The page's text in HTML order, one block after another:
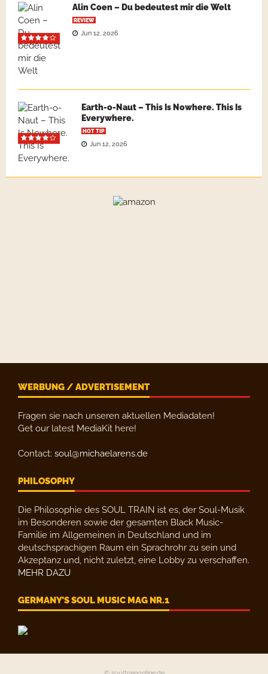
Alin Coen – Du bedeutest mir die Welt
REVIEW
Jun 12, 2026
Earth-o-Naut – This Is Nowhere. This Is
Everywhere.
HOT TIP
Jun 12, 2026
WERBUNG / ADVERTISEMENT
Fragen sie nach unseren aktuellen Mediadaten!
Get our latest MediaKit here!
Contact: soul@michaelarens.de
PHILOSOPHY
Die Philosophie des SOUL TRAIN ist es, der Soul-Musik
im Besonderen sowie der gesamten Black Music-
Familie im Allgemeinen in Deutschland und im
deutschsprachigen Raum ein Sprachrohr zu sein und
Akzeptanz und, nicht zuletzt, eine Lobby zu verschaffen.
MEHR DAZU
GERMANY’S SOUL MUSIC MAG NR.1